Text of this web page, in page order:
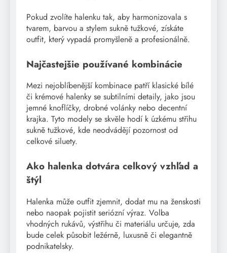
Pokud zvolíte halenku tak, aby harmonizovala s
tvarem, barvou a stylem sukně tužkové, získáte
outfit, který vypadá promyšleně a profesionálně.
Najčastejšie používané kombinácie
Mezi nejoblíbenější kombinace patří klasické bílé
či krémové halenky se subtilními detaily, jako jsou
jemné knoflíčky, drobné volánky nebo decentní
krajka. Tyto modely se skvěle hodí k úzkému střihu
sukně tužkové, kde neodvádějí pozornost od
celkové siluety.
Ako halenka dotvára celkový vzhľad a
štýl
Halenka může outfit zjemnit, dodat mu na ženskosti
nebo naopak pojistit seriózní výraz. Volba
vhodných rukávů, výstřihu či materiálu určuje, zda
bude celek působit ležérně, luxusně či elegantně
podnikatelsky.